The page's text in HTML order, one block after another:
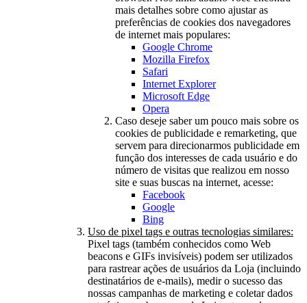
mais detalhes sobre como ajustar as
preferências de cookies dos navegadores
de internet mais populares:
Google Chrome
Mozilla Firefox
Safari
Internet Explorer
Microsoft Edge
Opera
Caso deseje saber um pouco mais sobre os
cookies de publicidade e remarketing, que
servem para direcionarmos publicidade em
função dos interesses de cada usuário e do
número de visitas que realizou em nosso
site e suas buscas na internet, acesse:
Facebook
Google
Bing
Uso de pixel tags e outras tecnologias similares:
Pixel tags (também conhecidos como Web
beacons e GIFs invisíveis) podem ser utilizados
para rastrear ações de usuários da Loja (incluindo
destinatários de e-mails), medir o sucesso das
nossas campanhas de marketing e coletar dados